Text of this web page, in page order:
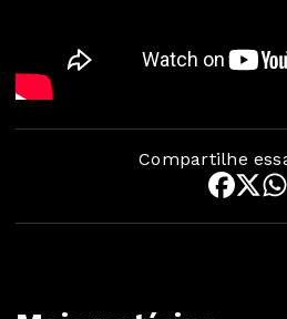
Compartilhe